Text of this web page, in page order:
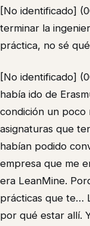
[No identificado]
terminar la
práctica, no sé
[No identificado]
había ido de
condición un poco
asignaturas que
habían podido
empresa que me
era LeanMine.
prácticas que te…
por qué estar allí.